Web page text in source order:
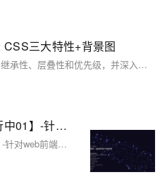
CSS三大特性+背景图
本文详细介绍了CSS的三大特性：继承性、层叠性和优先级，并深入讲解了背景图的相关属性，包括背景属性、背景图的平铺方式、位置设定、缩放、固定以及复合属性。其中，继承性指子元素自动继承父元素的文字控制属性；层叠性指相同属性后定义覆盖前定义，不同属性可叠加；优先级涉及选择器权重，包括行内样式、ID选择器等。背景图部分则通过具体示例展示了如何设置背景图像的位置、大小及固定方式等。
【2025优雅草开源计划进行中01】-针对web前端开发初学者使用-优雅草科技官网-纯静态页面html+css+JavaScript可直接下载使用-开源-首页为优雅草吴银满工程师原创-优雅草卓伊凡发布
【2025优雅草开源计划进行中01】-针对web前端开发初学者使用-优雅草科技官网-纯静态页面html+css+JavaScript可直接下载使用-开源-首页为优雅草吴银满工程师原创-优雅草卓伊凡发布